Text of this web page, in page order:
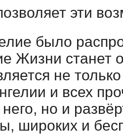
эти
было
Жизни
не
и всех
но и
широких и